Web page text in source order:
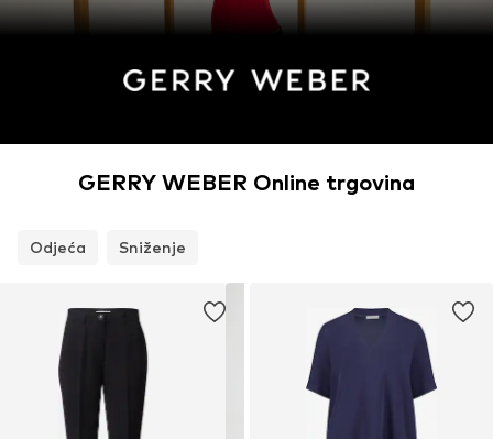
GERRY WEBER Online trgovina
Odjeća Sniženje